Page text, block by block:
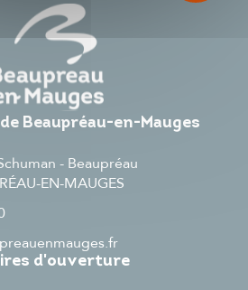
Beaupréau-en-Mauges
- Beaupréau
EN-MAUGES
d'ouverture